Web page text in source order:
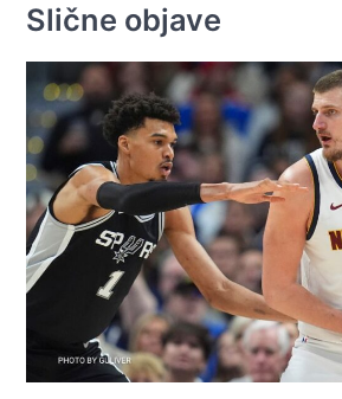
Slične objave